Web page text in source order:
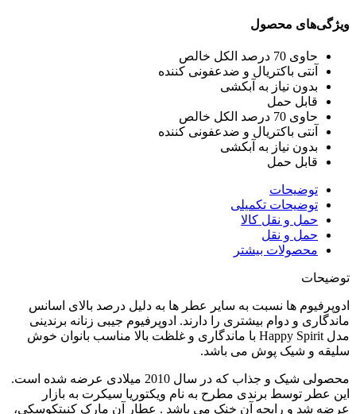
ویژگی‌های محصول
حاوی 70 درصد الکل خالص
آنتی باکتریال و ضدعفونی کننده
بدون نیاز به آبکشی
قابل حمل
حاوی 70 درصد الکل خالص
آنتی باکتریال و ضدعفونی کننده
بدون نیاز به آبکشی
قابل حمل
توضیحات
توضیحات تکمیلی
حمل و نقل کالا
حمل و نقل
محصولات بیشتر
توضیحات
ادوپرفیوم ها نسبت به سایر عطر ها به دلیل درصد بالای اسانس
ماندگاری و دوام بیشتری را دارند. ادوپرفیوم جیبی زنانه برندینی
مدل Happy Spirit با ماندگاری و غلظت بالا مناسب بانوان خوش
سلیقه و شیک پوش می باشد.
محصولی شیک و جذاب که در سال 2010 میلادی عرضه شده است.
این عطر توسط برندی مطرح به نام ویکتوریا سیکرت به بازار
عرضه شد و رایحه آن خنک می باشد . عطار آن مارک کنیتکوسکی،